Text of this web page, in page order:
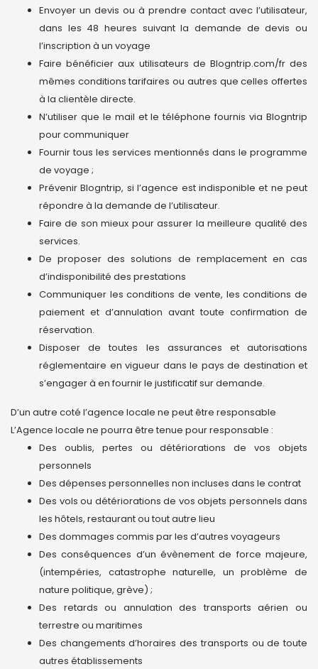
Envoyer un devis ou à prendre contact avec l’utilisateur,
dans les 48 heures suivant la demande de devis ou
l’inscription à un voyage
Faire bénéficier aux utilisateurs de Blogntrip.com/fr des
mêmes conditions tarifaires ou autres que celles offertes
à la clientèle directe.
N’utiliser que le mail et le téléphone fournis via Blogntrip
pour communiquer
Fournir tous les services mentionnés dans le programme
de voyage ;
Prévenir Blogntrip, si l’agence est indisponible et ne peut
répondre à la demande de l’utilisateur.
Faire de son mieux pour assurer la meilleure qualité des
services.
De proposer des solutions de remplacement en cas
d’indisponibilité des prestations
Communiquer les conditions de vente, les conditions de
paiement et d’annulation avant toute confirmation de
réservation.
Disposer de toutes les assurances et autorisations
réglementaire en vigueur dans le pays de destination et
s’engager à en fournir le justificatif sur demande.
D’un autre coté l’agence locale ne peut être responsable
L’Agence locale ne pourra être tenue pour responsable :
Des oublis, pertes ou détériorations de vos objets
personnels
Des dépenses personnelles non incluses dans le contrat
Des vols ou détériorations de vos objets personnels dans
les hôtels, restaurant ou tout autre lieu
Des dommages commis par les d’autres voyageurs
Des conséquences d’un évènement de force majeure,
(intempéries, catastrophe naturelle, un problème de
nature politique, grève) ;
Des retards ou annulation des transports aérien ou
terrestre ou maritimes
Des changements d’horaires des transports ou de toute
autres établissements